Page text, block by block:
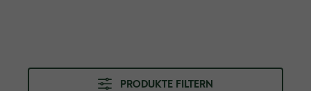
PRODUKTE FILTERN